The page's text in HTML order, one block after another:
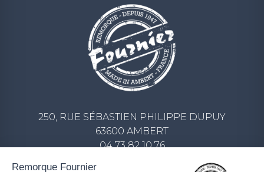
250, RUE SÉBASTIEN PHILIPPE DUPUY
63600 AMBERT
04 73 82 10 76
Remorque Fournier